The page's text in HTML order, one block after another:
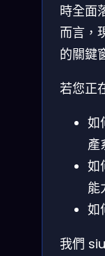
時全面
而言，
的關鍵
若您正
如
產
如
能
如
我們